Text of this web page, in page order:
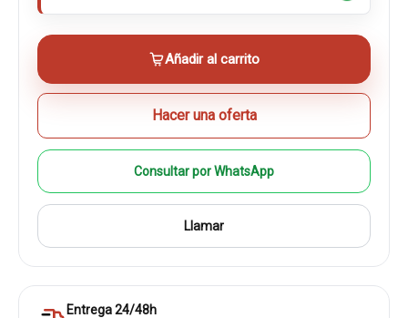
Añadir al carrito
Hacer una oferta
Consultar por WhatsApp
Llamar
Entrega 24/48h